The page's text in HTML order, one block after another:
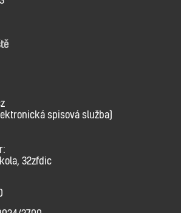
spisová služba)
32zfdic